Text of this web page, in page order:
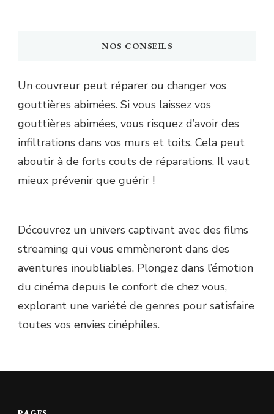
NOS CONSEILS
Un couvreur peut réparer ou changer vos
gouttières abimées. Si vous laissez vos
gouttières abimées, vous risquez d’avoir des
infiltrations dans vos murs et toits. Cela peut
aboutir à de forts couts de réparations. Il vaut
mieux prévenir que guérir !
Découvrez un univers captivant avec des films
streaming qui vous emmèneront dans des
aventures inoubliables. Plongez dans l’émotion
du cinéma depuis le confort de chez vous,
explorant une variété de genres pour satisfaire
toutes vos envies cinéphiles.